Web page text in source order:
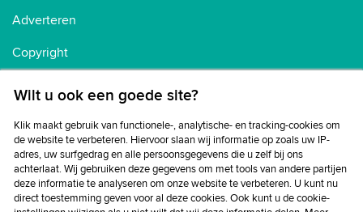
Adverteren
Copyright
Cookiebeleid
Privacybeleid
Disclaimer
Wilt u ook een goede site?
Klik maakt gebruik van functionele-, analytische- en tracking-cookies om
de website te verbeteren. Hiervoor slaan wij informatie op zoals uw IP-
adres, uw surfgedrag en alle persoonsgegevens die u zelf bij ons
achterlaat. Wij gebruiken deze gegevens om met tools van andere partijen
deze informatie te analyseren om onze website te verbeteren. U kunt nu
direct toestemming geven voor al deze cookies. Ook kunt u de cookie-